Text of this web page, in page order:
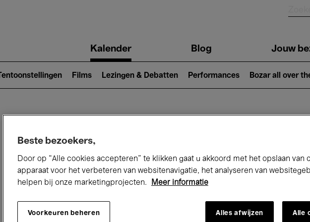
navigationKalender Blog Jouw
Tentoonstellingen Films Lezingen & Debatten Performances Bozar all over
Vandaag Komende 7 dagen
Zaterdag 01 - Maandag 31 Augustus
Beste bezoekers,
Door op “Alle cookies accepteren” te klikken gaat u akkoord met het opslaan van
apparaat voor het verbeteren van websitenavigatie, het analyseren van
helpen bij onze marketingprojecten.
Meer informatie
Voorkeuren beheren Alles afwijzen Alle